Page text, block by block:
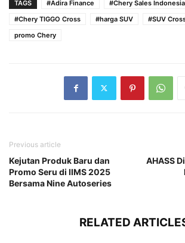
TAGS #Adira Finance
#Chery Sales Indonesia
#Chery TIGGO Cross
#harga SUV #SUV
promo Chery
Previous article
Kejutan Produk Baru dan
Promo Seru di IIMS 2025
Bersama Nine Autoseries
AHASS
RELATED